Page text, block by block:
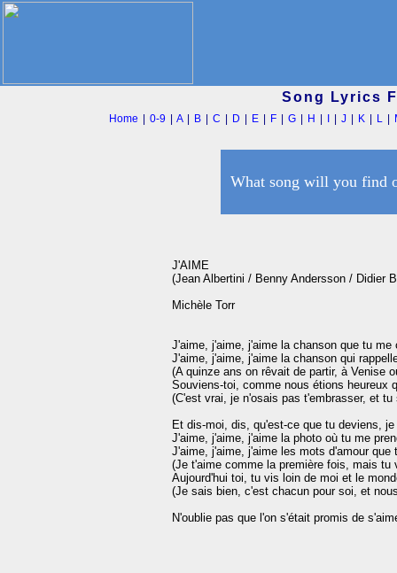
Song Lyrics
Home |0-9 |A| B |C D E F |G H |J K L
What song will you find
J'AIME
(Jean Albertini / Benny Andersson / Didier
Michèle Torr
J'aime, j'aime, j'aime la chanson que tu
J'aime, j'aime, j'aime la chanson qui
(A quinze ans on rêvait de partir, à Venise
Souviens-toi, comme nous étions heureux
(C'est vrai, je n'osais pas t'embrasser, et
Et dis-moi, dis, qu'est-ce que tu deviens,
J'aime, j'aime, j'aime la photo où tu me
J'aime, j'aime, j'aime les mots d'amour
(Je t'aime comme la première fois, mais
Aujourd'hui toi, tu vis loin de moi et le
(Je sais bien, c'est chacun pour soi, et